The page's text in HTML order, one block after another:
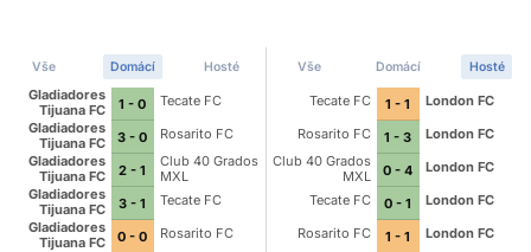
Vše Domácí Hosté
Gladiadores
Tijuana FC
1 - 0
Tecate FC
Gladiadores
Tijuana FC
3 - 0
Rosarito FC
Gladiadores
Tijuana FC
2 - 1
Club 40 Grados
MXL
Gladiadores
Tijuana FC
3 - 1
Tecate FC
Gladiadores
Tijuana FC
0 - 0
Rosarito FC
Vše Domácí Hosté
Tecate FC 1 - 1
London FC
Rosarito FC
1 - 3
London FC
Club 40 Grados
MXL
0 - 4
London FC
Tecate FC
0 - 1
London FC
Rosarito FC
1 - 1
London FC